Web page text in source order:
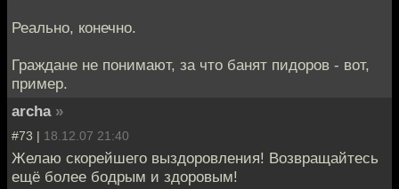
Реально, конечно.
Граждане не понимают, за что банят пидоров - вот,
пример.
archa »
#73 | 18.12.07 21:40
Желаю скорейшего выздоровления! Возвращайтесь
ещё более бодрым и здоровым!